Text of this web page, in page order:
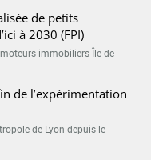
de petits
à 2030 (FPI)
immobiliers Île-de-
de l’expérimentation
de Lyon depuis le